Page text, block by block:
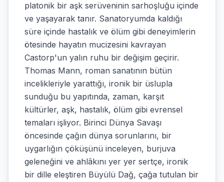
platonik bir aşk serüveninin sarhoşluğu içinde
ve yaşayarak tanır. Sanatoryumda kaldığı
süre içinde hastalık ve ölüm gibi deneyimlerin
ötesinde hayatın mucizesini kavrayan
Castorp'un yalın ruhu bir değişim geçirir.
Thomas Mann, roman sanatının bütün
incelikleriyle yarattığı, ironik bir üslupla
sunduğu bu yapıtında, zaman, karşıt
kültürler, aşk, hastalık, ölüm gibi evrensel
temaları işliyor. Birinci Dünya Savaşı
öncesinde çağın dünya sorunlarını, bir
uygarlığın çöküşünü inceleyen, burjuva
geleneğini ve ahlâkını yer yer sertçe, ironik
bir dille eleştiren Büyülü Dağ, çağa tutulan bir